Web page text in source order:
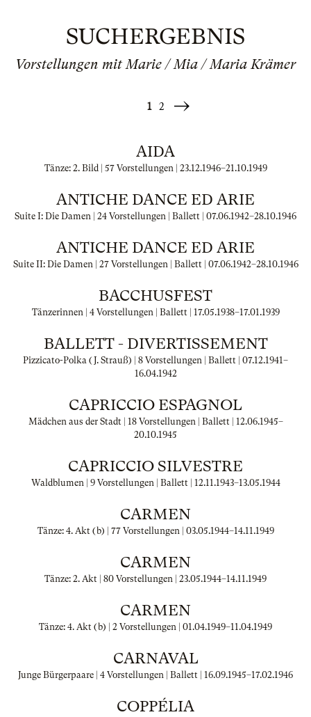
SUCHERGEBNIS
Vorstellungen mit Marie / Mia / Maria Krämer
1 2
Weiter
AIDA
Tänze: 2. Bild | 57 Vorstellungen | 23.12.1946–21.10.1949
ANTICHE DANCE ED ARIE
Suite I: Die Damen | 24 Vorstellungen | Ballett | 07.06.1942–28.10.1946
ANTICHE DANCE ED ARIE
Suite II: Die Damen | 27 Vorstellungen | Ballett | 07.06.1942–28.10.1946
BACCHUSFEST
Tänzerinnen | 4 Vorstellungen | Ballett | 17.05.1938–17.01.1939
BALLETT - DIVERTISSEMENT
Pizzicato-Polka (J. Strauß) | 8 Vorstellungen | Ballett | 07.12.1941–
16.04.1942
CAPRICCIO ESPAGNOL
Mädchen aus der Stadt | 18 Vorstellungen | Ballett | 12.06.1945–
20.10.1945
CAPRICCIO SILVESTRE
Waldblumen | 9 Vorstellungen | Ballett | 12.11.1943–13.05.1944
CARMEN
Tänze: 4. Akt (b) | 77 Vorstellungen | 03.05.1944–14.11.1949
CARMEN
Tänze: 2. Akt | 80 Vorstellungen | 23.05.1944–14.11.1949
CARMEN
Tänze: 4. Akt (b) | 2 Vorstellungen | 01.04.1949–11.04.1949
CARNAVAL
Junge Bürgerpaare | 4 Vorstellungen | Ballett | 16.09.1945–17.02.1946
COPPÉLIA